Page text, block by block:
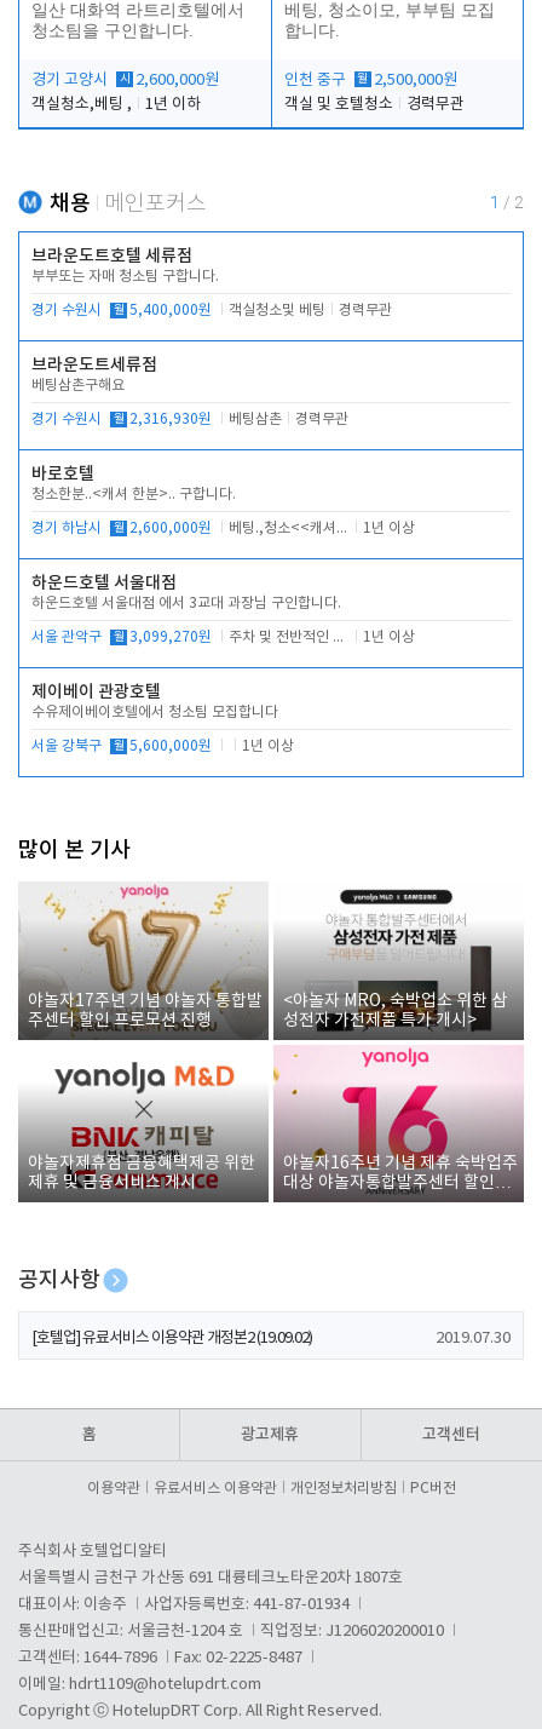
일산 대화역 라트리호텔에서
청소팀을 구인합니다.
경기 고양시 시
2,600,000원
객실청소,베팅 ,
1년 이하
베팅, 청소이모, 부부팀 모집
합니다.
인천 중구 월 2,500,000원
객실 및 호텔청소
경력무관
채용 메인포커스 1 / 2
브라운도트호텔 세류점
부부또는 자매 청소팀 구합니다.
경기 수원시 월 5,400,000원 객실청소및 베팅 경력무관
브라운도트세류점
베팅삼촌구해요
경기 수원시 월 2,316,930원 베팅삼촌 경력무관
바로호텔
청소한분..<캐셔 한분>.. 구합니다.
경기 하남시 월 2,600,000원 베팅.,청소<<캐셔 모셔봅니다. 1년 이상
하운드호텔 서울대점
하운드호텔 서울대점 에서 3교대 과장님 구인합니다.
서울 관악구 월 3,099,270원 주차 및 전반적인 당번업무 1년 이상
제이베이 관광호텔
수유제이베이호텔에서 청소팀 모집합니다
서울 강북구 월 5,600,000원 1년 이상
많이 본 기사
야놀자17주년 기념 야놀자 통합발
주센터 할인 프로모션 진행
<야놀자 MRO, 숙박업소 위한 삼
성전자 가전제품 특가 개시>
야놀자제휴점 금융혜택제공 위한
제휴 및 금융서비스 게시
야놀자16주년 기념 제휴 숙박업주
대상 야놀자통합발주센터 할인쿠
폰 증정
공지사항
[호텔업] 개인정보 처리방침 개정본1 (19.09.02)
[호텔업] 유료서비스 이용약관 개정본2 (19.09.02) 2019.07.30
홈 광고제휴 고객센터
이용약관 유료서비스 이용약관 개인정보처리방침 PC버전
주식회사 호텔업디알티
서울특별시 금천구 가산동 691 대륭테크노타운20차 1807호
대표이사: 이송주
사업자등록번호: 441-87-01934
통신판매업신고: 서울금천-1204 호
직업정보: J1206020200010
고객센터: 1644-7896
Fax: 02-2225-8487
이메일: hdrt1109@hotelupdrt.com
Copyright ⓒ HotelupDRT Corp. All Right Reserved.